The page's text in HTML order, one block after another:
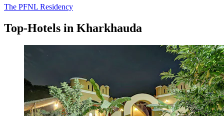
The PFNL Residency
Top-Hotels in Kharkhauda